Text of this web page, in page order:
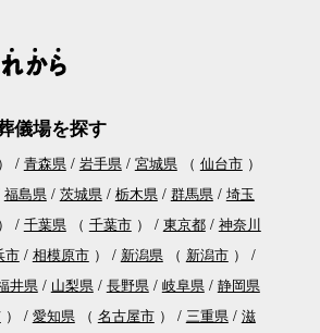
儀場を探す
青森県 岩手県 宮城県（ 仙台市）
福島県 茨城県 栃木県 群馬県
埼玉
千葉県（ 千葉市） 東京都
神奈川
市 相模原市） 新潟県（ 新潟市）
井県 山梨県 長野県 岐阜県
静岡県
） 愛知県（ 名古屋市） 三重県 滋